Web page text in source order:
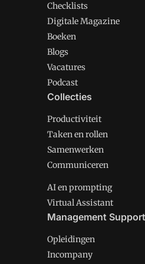
Checklists
Digitale Magazine
Boeken
Blogs
Vacatures
Podcast
Collecties
Productiviteit
Taken en rollen
Samenwerken
Communiceren
AI en prompting
Virtual Assistant
Management
Opleidingen
Incompany